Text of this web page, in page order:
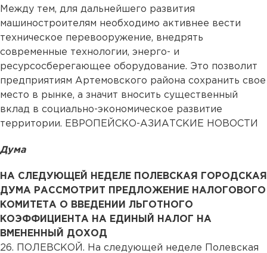
Между тем, для дальнейшего развития
машиностроителям необходимо активнее вести
техническое перевооружение, внедрять
современные технологии, энерго- и
ресурсосберегающее оборудование. Это позволит
предприятиям Артемовского района сохранить свое
место в рынке, а значит вносить существенный
вклад в социально-экономическое развитие
территории. ЕВРОПЕЙСКО-АЗИАТСКИЕ НОВОСТИ
Дума
НА СЛЕДУЮЩЕЙ НЕДЕЛЕ ПОЛЕВСКАЯ ГОРОДСКАЯ
ДУМА РАССМОТРИТ ПРЕДЛОЖЕНИЕ НАЛОГОВОГО
КОМИТЕТА О ВВЕДЕНИИ ЛЬГОТНОГО
КОЭФФИЦИЕНТА НА ЕДИНЫЙ НАЛОГ НА
ВМЕНЕННЫЙ ДОХОД
26.
ПОЛЕВСКОЙ. На следующей неделе Полевская